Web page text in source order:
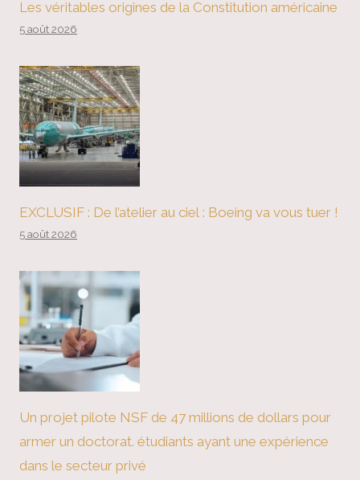
Les véritables origines de la Constitution américaine
5 août 2026
EXCLUSIF : De l’atelier au ciel : Boeing va vous tuer !
5 août 2026
Un projet pilote NSF de 47 millions de dollars pour
armer un doctorat. étudiants ayant une expérience
dans le secteur privé